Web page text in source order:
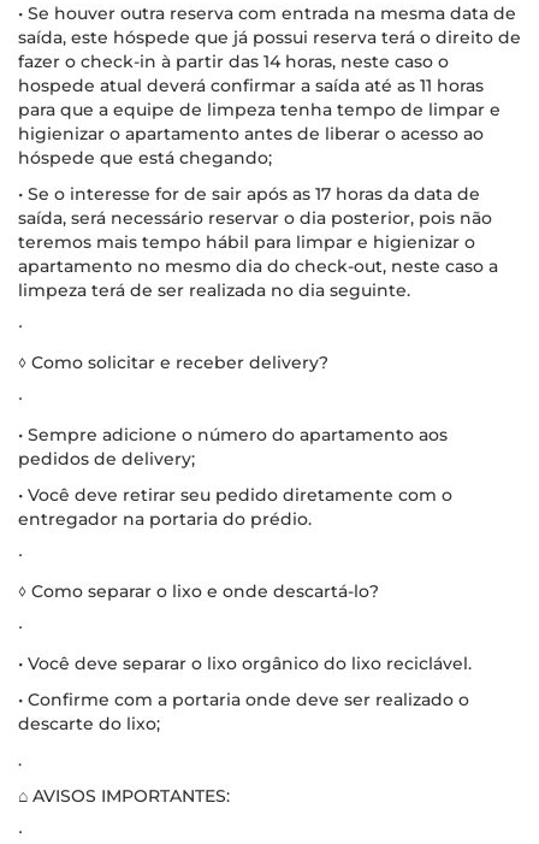
• Se houver outra reserva com entrada na mesma data de
saída, este hóspede que já possui reserva terá o direito de
fazer o check-in à partir das 14 horas, neste caso o
hospede atual deverá confirmar a saída até as 11 horas
para que a equipe de limpeza tenha tempo de limpar e
higienizar o apartamento antes de liberar o acesso ao
hóspede que está chegando;
• Se o interesse for de sair após as 17 horas da data de
saída, será necessário reservar o dia posterior, pois não
teremos mais tempo hábil para limpar e higienizar o
apartamento no mesmo dia do check-out, neste caso a
limpeza terá de ser realizada no dia seguinte.
∙
◊ Como solicitar e receber delivery?
∙
• Sempre adicione o número do apartamento aos
pedidos de delivery;
• Você deve retirar seu pedido diretamente com o
entregador na portaria do prédio.
∙
◊ Como separar o lixo e onde descartá-lo?
∙
• Você deve separar o lixo orgânico do lixo reciclável.
• Confirme com a portaria onde deve ser realizado o
descarte do lixo;
.
⌂ AVISOS IMPORTANTES:
∙